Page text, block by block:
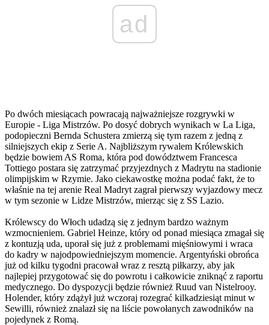
ad
Po dwóch miesiącach powracają najważniejsze rozgrywki w
Europie - Liga Mistrzów. Po dosyć dobrych wynikach w La Liga,
podopieczni Bernda Schustera zmierzą się tym razem z jedną z
silniejszych ekip z Serie A. Najbliższym rywalem Królewskich
będzie bowiem AS Roma, która pod dowództwem Francesca
Tottiego postara się zatrzymać przyjezdnych z Madrytu na stadionie
olimpijskim w Rzymie. Jako ciekawostkę można podać fakt, że to
właśnie na tej arenie Real Madryt zagrał pierwszy wyjazdowy mecz
w tym sezonie w Lidze Mistrzów, mierząc się z SS Lazio.
Królewscy do Włoch udadzą się z jednym bardzo ważnym
wzmocnieniem. Gabriel Heinze, który od ponad miesiąca zmagał się
z kontuzją uda, uporał się już z problemami mięśniowymi i wraca
do kadry w najodpowiedniejszym momencie. Argentyński obrońca
już od kilku tygodni pracował wraz z resztą piłkarzy, aby jak
najlepiej przygotować się do powrotu i całkowicie zniknąć z raportu
medycznego. Do dyspozycji będzie również Ruud van Nistelrooy.
Holender, który zdążył już wczoraj rozegrać kilkadziesiąt minut w
Sewilli, również znalazł się na liście powołanych zawodników na
pojedynek z Romą.